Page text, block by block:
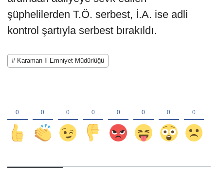
şüphelilerden T.Ö. serbest, İ.A. ise adli
kontrol şartıyla serbest bırakıldı.
# Karaman İl Emniyet Müdürlüğü